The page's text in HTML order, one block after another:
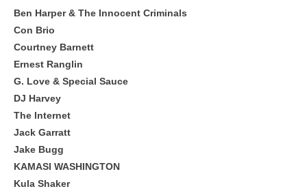
Ben Harper & The Innocent Criminals
Con Brio
Courtney Barnett
Ernest Ranglin
G. Love & Special Sauce
DJ Harvey
The Internet
Jack Garratt
Jake Bugg
KAMASI WASHINGTON
Kula Shaker